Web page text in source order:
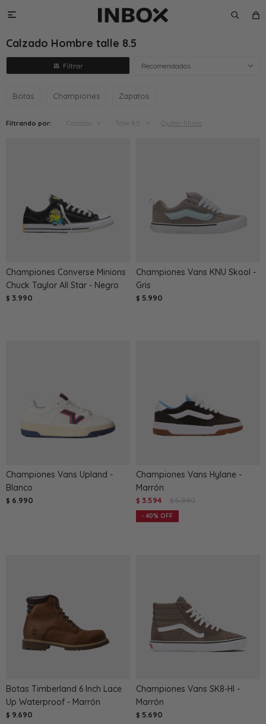

Calzado Hombre talle 8.5
Recomendados
Botas Championes Zapatos
Filtrando por: Calzado Talle 8.5 Quitar filtros
Championes Converse Minions
Chuck Taylor All Star - Negro
$ 3.990
Championes Vans KNU Skool -
Gris
$ 5.990
Championes Vans Upland -
Blanco
$ 6.990
Championes Vans Hylane -
Marrón
$ 3.594 $ 5.990
40
Botas Timberland 6 Inch Lace
Up Waterproof - Marrón
$ 9.690
Championes Vans SK8-HI -
Marrón
$ 5.690